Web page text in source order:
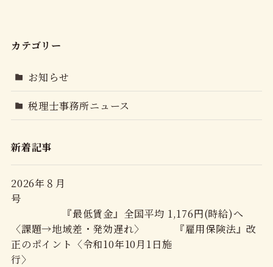
カテゴリー
お知らせ
税理士事務所ニュース
新着記事
2026年８月
号
『最低賃金』全国平均 1,176円(時給)へ
〈課題→地域差・発効遅れ〉 『雇用保険法』改
正のポイント〈令和10年10月1日施
行〉